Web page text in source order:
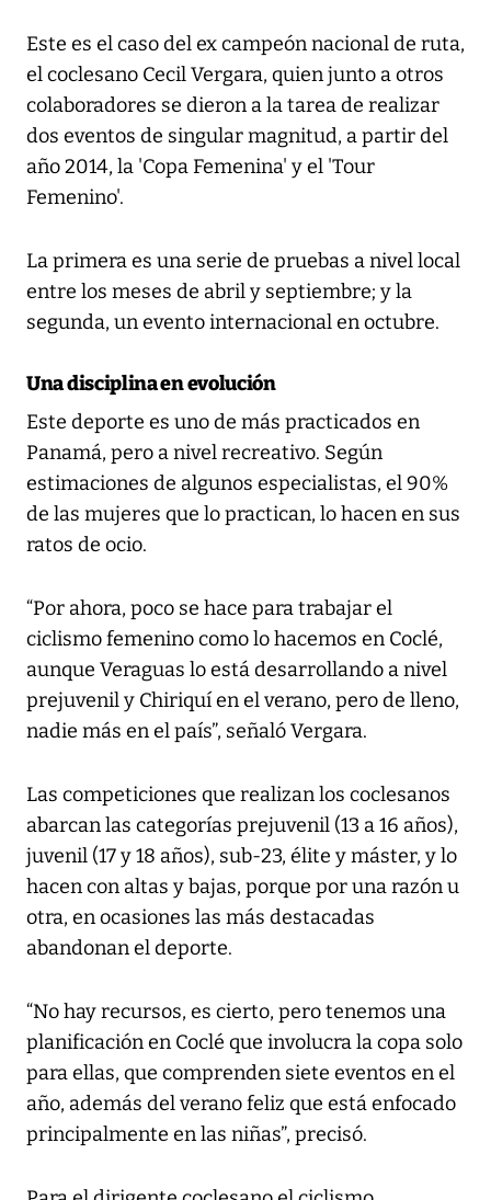
Este es el caso del ex campeón nacional de ruta,
el coclesano Cecil Vergara, quien junto a otros
colaboradores se dieron a la tarea de realizar
dos eventos de singular magnitud, a partir del
año 2014, la 'Copa Femenina' y el 'Tour
Femenino'.
La primera es una serie de pruebas a nivel local
entre los meses de abril y septiembre; y la
segunda, un evento internacional en octubre.
Una disciplina en evolución
Este deporte es uno de más practicados en
Panamá, pero a nivel recreativo. Según
estimaciones de algunos especialistas, el 90%
de las mujeres que lo practican, lo hacen en sus
ratos de ocio.
“Por ahora, poco se hace para trabajar el
ciclismo femenino como lo hacemos en Coclé,
aunque Veraguas lo está desarrollando a nivel
prejuvenil y Chiriquí en el verano, pero de lleno,
nadie más en el país”, señaló Vergara.
Las competiciones que realizan los coclesanos
abarcan las categorías prejuvenil (13 a 16 años),
juvenil (17 y 18 años), sub-23, élite y máster, y lo
hacen con altas y bajas, porque por una razón u
otra, en ocasiones las más destacadas
abandonan el deporte.
“No hay recursos, es cierto, pero tenemos una
planificación en Coclé que involucra la copa solo
para ellas, que comprenden siete eventos en el
año, además del verano feliz que está enfocado
principalmente en las niñas”, precisó.